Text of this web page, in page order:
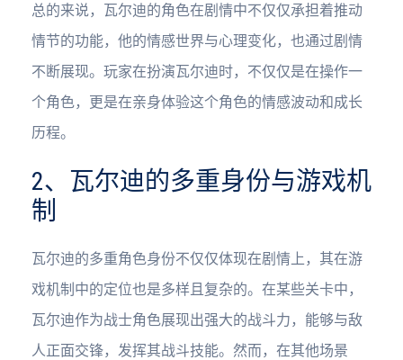
总的来说，瓦尔迪的角色在剧情中不仅仅承担着推动
情节的功能，他的情感世界与心理变化，也通过剧情
不断展现。玩家在扮演瓦尔迪时，不仅仅是在操作一
个角色，更是在亲身体验这个角色的情感波动和成长
历程。
2、瓦尔迪的多重身份与游戏机
制
瓦尔迪的多重角色身份不仅仅体现在剧情上，其在游
戏机制中的定位也是多样且复杂的。在某些关卡中，
瓦尔迪作为战士角色展现出强大的战斗力，能够与敌
人正面交锋，发挥其战斗技能。然而，在其他场景